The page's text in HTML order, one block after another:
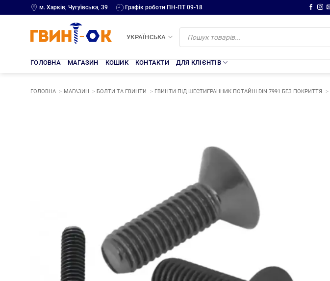
to
м. Харків, Чугуївська, 39 Графік роботи ПН-ПТ 09-18
УКРАЇНСЬКА
Products
search
ГОЛОВНА МАГАЗИН КОШИК КОНТАКТИ ДЛЯ КЛІЄНТІВ
ГОЛОВНА МАГАЗИН БОЛТИ ТА ГВИНТИ ГВИНТИ ПІД ШЕСТИГРАННИК ПОТАЙНІ DIN 7991 БЕЗ ПОКРИТТЯ